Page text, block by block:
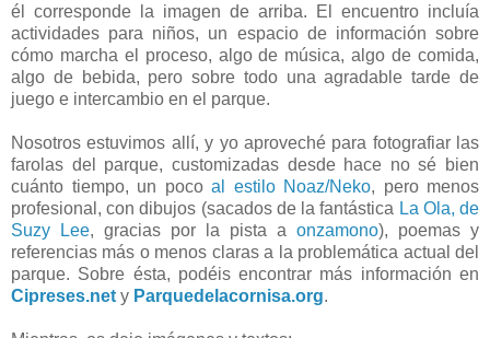
él corresponde la imagen de arriba. El encuentro incluía
actividades para niños, un espacio de información sobre
cómo marcha el proceso, algo de música, algo de comida,
algo de bebida, pero sobre todo una agradable tarde de
juego e intercambio en el parque.
Nosotros estuvimos allí, y yo aproveché para fotografiar las
farolas del parque, customizadas desde hace no sé bien
cuánto tiempo, un poco al estilo Noaz/Neko, pero menos
profesional, con dibujos (sacados de la fantástica La Ola, de
Suzy Lee, gracias por la pista a onzamono), poemas y
referencias más o menos claras a la problemática actual del
parque. Sobre ésta, podéis encontrar más información en
Cipreses.net y Parquedelacornisa.org.